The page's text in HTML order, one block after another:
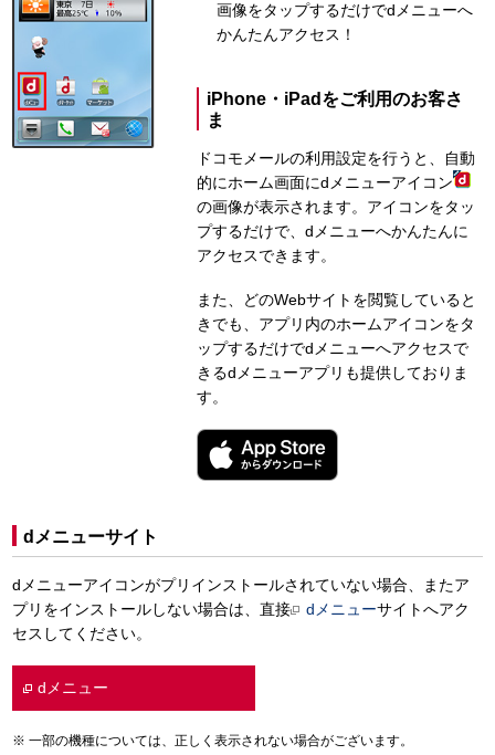
画像をタップするだけでdメニューへ
かんたんアクセス！
iPhone・iPadをご利用のお客さ
ま
ドコモメールの利用設定を行うと、自動
的にホーム画面にdメニューアイコン
の画像が表示されます。アイコンをタッ
プするだけで、dメニューへかんたんに
アクセスできます。
また、どのWebサイトを閲覧していると
きでも、アプリ内のホームアイコンをタ
ップするだけでdメニューへアクセスで
きるdメニューアプリも提供しておりま
す。
dメニューサイト
dメニューアイコンがプリインストールされていない場合、またア
プリをインストールしない場合は、直接
dメニューサイトへアク
セスしてください。
dメニュー
一部の機種については、正しく表示されない場合がございます。